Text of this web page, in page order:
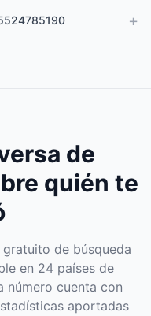
+
de
quién te
de búsqueda
en 24 países de
número cuenta con
aportadas